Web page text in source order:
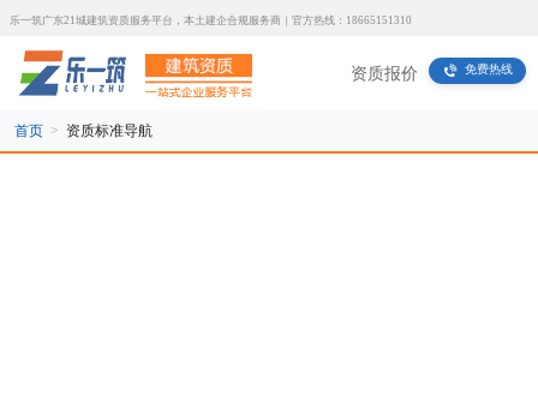
乐一筑广东21城建筑资质服务平台，本土建企合规服务商｜官方热线：18665151310
资质报价
首页 > 资质标准导航
免费热线